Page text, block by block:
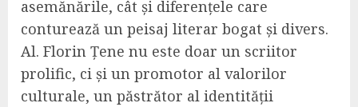
asemănările, cât și diferențele care
conturează un peisaj literar bogat și divers.
Al. Florin Țene nu este doar un scriitor
prolific, ci și un promotor al valorilor
culturale, un păstrător al identității